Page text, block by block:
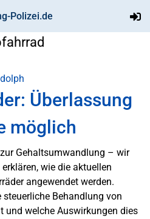
Polizei.de
Überlassung
möglich
Gehaltsumwandlung – wir
wie die aktuellen
angewendet werden.
steuerliche Behandlung von
und welche Auswirkungen dies